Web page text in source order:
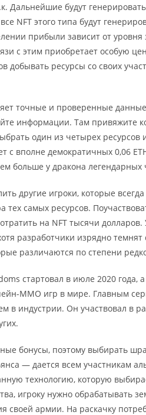
Дальнейшие будут
NFT этого типа будут
прибыли зависит от
с этим приобретает особую
добывать ресурсы со своих
точные и проверенные
информации. Там привяжите
один из четырех
с вполне демократичных 0,06
больше у дракона легендарных
другие игроки, которые
тех самых ресурсов.
на NFT тысячи
разработчики изрядно
различаются по степени
стартовал в июле 2020 года,
MMO игр в мире. Главным
в индустрии. Он участвовал в
бонусы, поэтому выбирать
— дается всем участникам
технологию, которую
игроку нужно обрабатывать
своей армии. На раскачку